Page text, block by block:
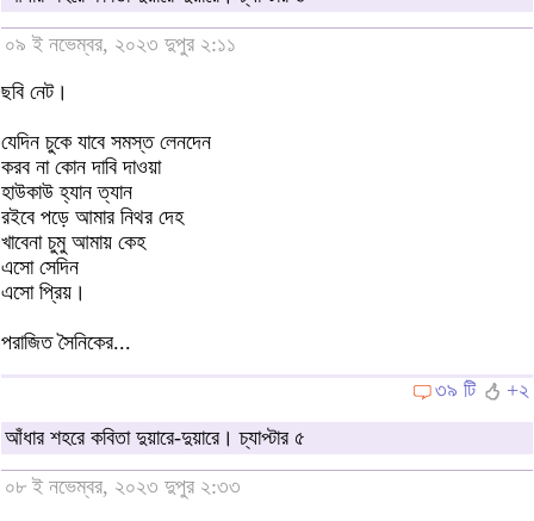
০৯ ই নভেম্বর, ২০২৩ দুপুর ২:১১
ছবি নেট।
যেদিন চুকে যাবে সমস্ত লেনদেন
করব না কোন দাবি দাওয়া
হাউকাউ হ্যান ত্যান
রইবে পড়ে আমার নিথর দেহ
খাবেনা চুমু আমায় কেহ
এসো সেদিন
এসো প্রিয়।
পরাজিত সৈনিকের...
৩৯ টি
+২
আঁধার শহরে কবিতা দুয়ারে-দুয়ারে। চ্যাপ্টার ৫
০৮ ই নভেম্বর, ২০২৩ দুপুর ২:৩৩